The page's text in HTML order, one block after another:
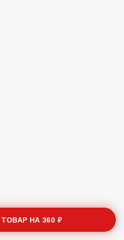
ТОВАР НА360 ₽